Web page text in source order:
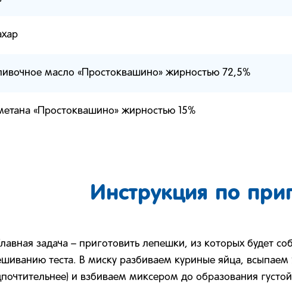
масло «Простоквашино» жирностью 72,5%
«Простоквашино» жирностью 15%
Инструкция по
задача – приготовить лепешки, из которых будет
теста. В миску разбиваем куриные яйца, всыпаем
и взбиваем миксером до образования